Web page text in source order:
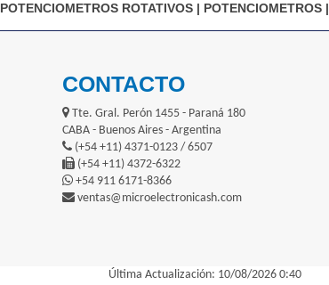
POTENCIOMETROS ROTATIVOS| POTENCIOMETROS|
CONTACTO
Tte. Gral. Perón 1455 - Paraná 180
CABA - Buenos Aires - Argentina
(+54 +11) 4371-0123 / 6507
(+54 +11) 4372-6322
+54 911 6171-8366
ventas@microelectronicash.com
Última Actualización: 10/08/2026 0:40